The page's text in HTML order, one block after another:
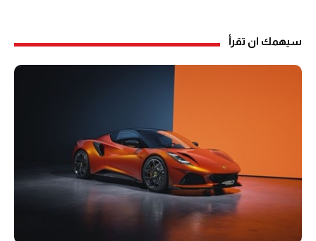
سيهمك ان تقرأ